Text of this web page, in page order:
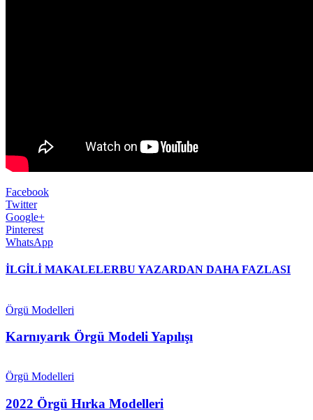
Facebook
Twitter
Google+
Pinterest
WhatsApp
İLGİLİ MAKALELERBU YAZARDAN DAHA FAZLASI
Örgü Modelleri
Karnıyarık Örgü Modeli Yapılışı
Örgü Modelleri
2022 Örgü Hırka Modelleri